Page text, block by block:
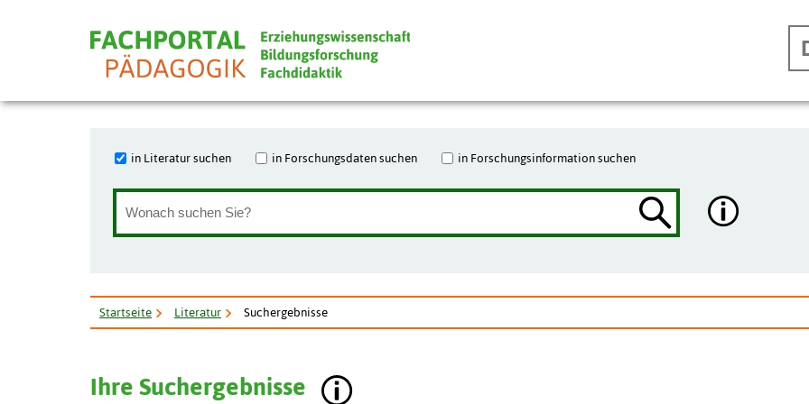
in Literatur suchen in Forschungsdaten suchen in Forschungsinformation suchen
Startseite Literatur Suchergebnisse
Ihre Suchergebnisse